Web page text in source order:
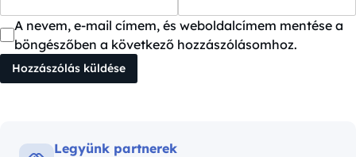
A nevem, e-mail címem, és weboldalcímem mentése a
böngészőben a következő hozzászólásomhoz.
Legyünk partnerek